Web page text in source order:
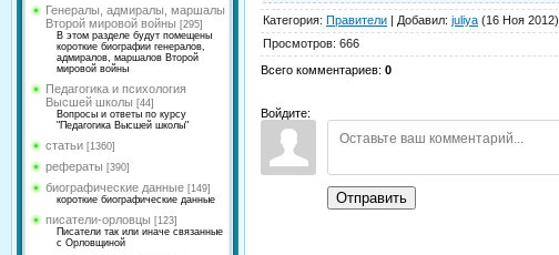
Генералы, адмиралы, маршалы
Второй мировой войны [295]
В этом разделе будут помещены
короткие биографии генералов,
адмиралов, маршалов Второй
мировой войны
Педагогика и психология
Высшей школы [44]
Вопросы и ответы по курсу
"Педагогика Высшей школы"
статьи [1360]
рефераты [390]
биографические данные [149]
короткие биографические данные
писатели-орловцы [123]
Писатели так или иначе связанные
с Орловщиной
Категория: Правители | Добавил: juliya (16 Ноя 2012)
Просмотров: 666
Всего комментариев: 0
Войдите:
Отправить